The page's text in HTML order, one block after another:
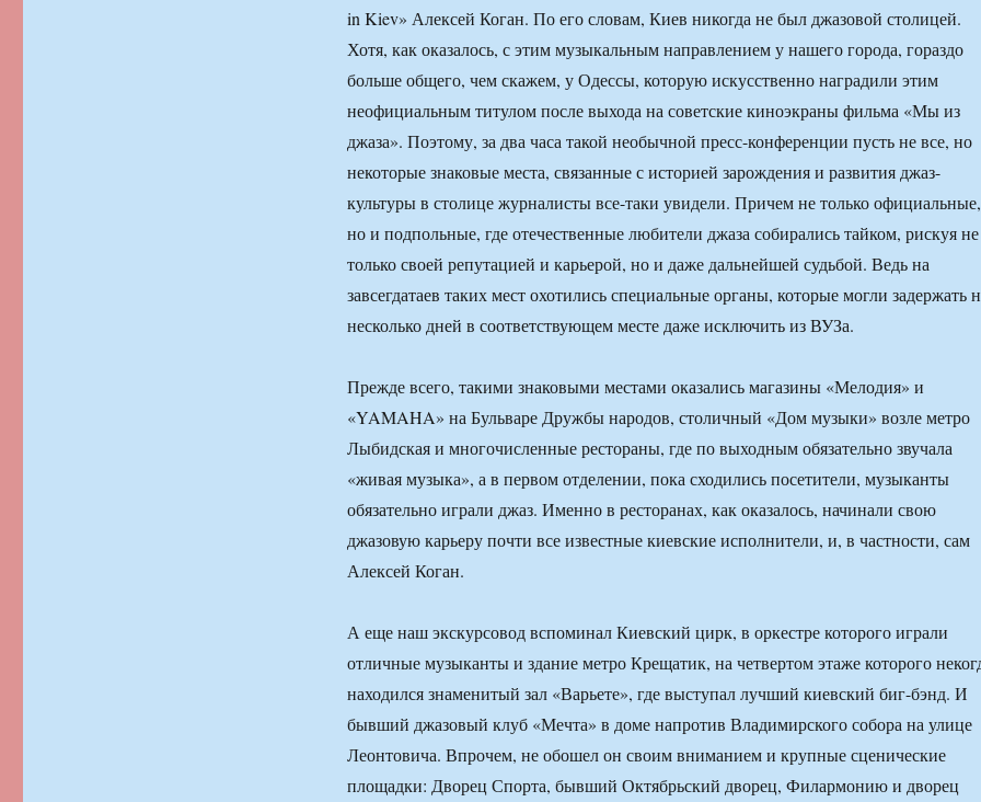
in Kiev» Алексей Коган. По его словам, Киев никогда не был джазовой столицей.
Хотя, как оказалось, с этим музыкальным направлением у нашего города, гораздо
больше общего, чем скажем, у Одессы, которую искусственно наградили этим
неофициальным титулом после выхода на советские киноэкраны фильма «Мы из
джаза». Поэтому, за два часа такой необычной пресс-конференции пусть не все, но
некоторые знаковые места, связанные с историей зарождения и развития джаз-
культуры в столице журналисты все-таки увидели. Причем не только официальные,
но и подпольные, где отечественные любители джаза собирались тайком, рискуя не
только своей репутацией и карьерой, но и даже дальнейшей судьбой. Ведь на
завсегдатаев таких мест охотились специальные органы, которые могли задержать
несколько дней в соответствующем месте даже исключить из ВУЗа.
Прежде всего, такими знаковыми местами оказались магазины «Мелодия» и
«YAMAHA» на Бульваре Дружбы народов, столичный «Дом музыки» возле метро
Лыбидская и многочисленные рестораны, где по выходным обязательно звучала
«живая музыка», а в первом отделении, пока сходились посетители, музыканты
обязательно играли джаз. Именно в ресторанах, как оказалось, начинали свою
джазовую карьеру почти все известные киевские исполнители, и, в частности, сам
Алексей Коган.
А еще наш экскурсовод вспоминал Киевский цирк, в оркестре которого играли
отличные музыканты и здание метро Крещатик, на четвертом этаже которого
находился знаменитый зал «Варьете», где выступал лучший киевский биг-бэнд. И
бывший джазовый клуб «Мечта» в доме напротив Владимирского собора на улице
Леонтовича. Впрочем, не обошел он своим вниманием и крупные сценические
площадки: Дворец Спорта, бывший Октябрьский дворец, Филармонию и дворец